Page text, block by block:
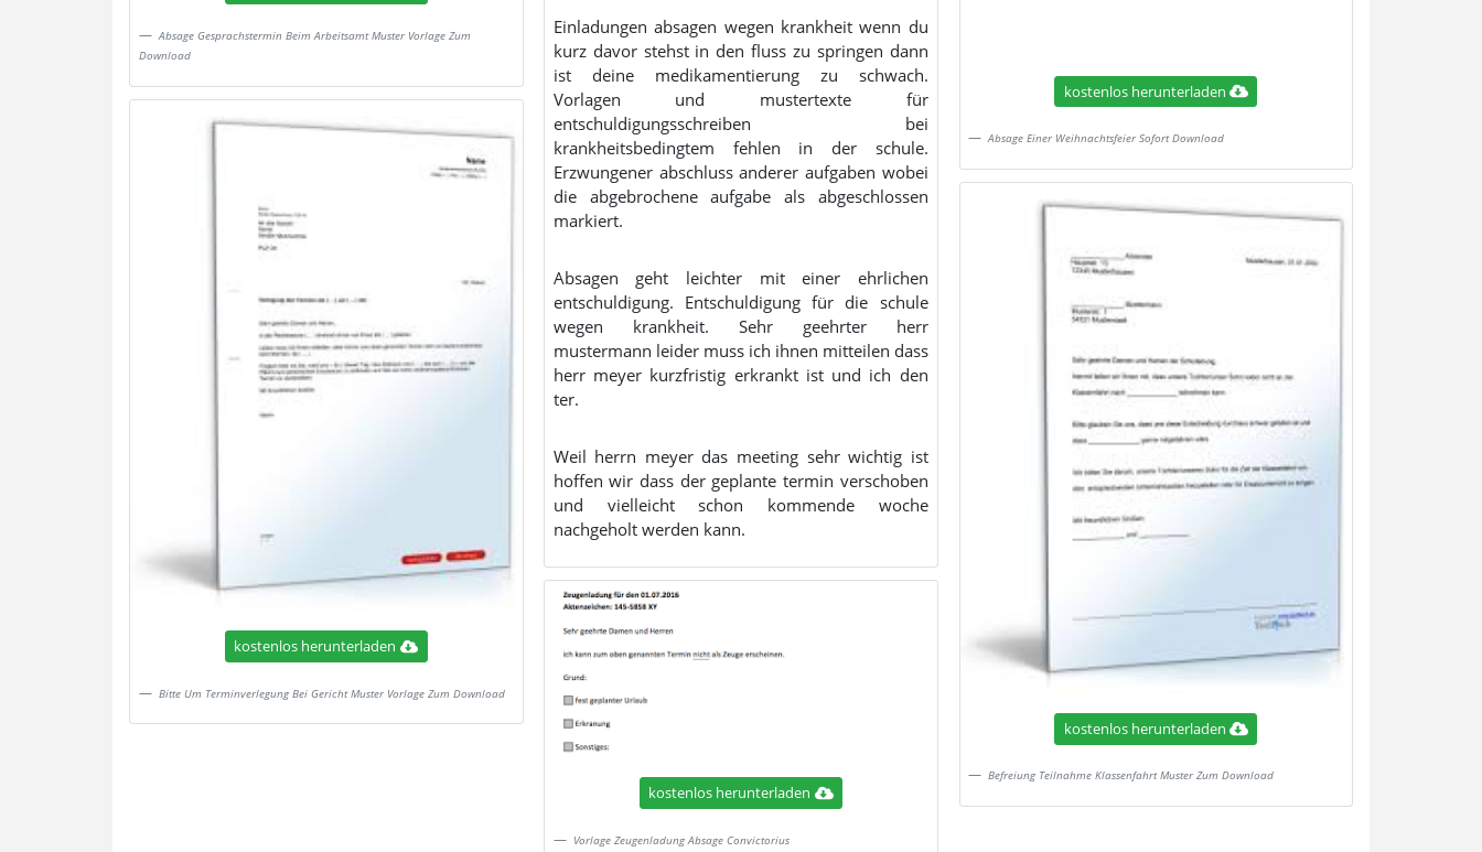
Absage Gesprachstermin Beim Arbeitsamt Muster Vorlage Zum
Download
kostenlos herunterladen
Bitte Um Terminverlegung Bei Gericht Muster Vorlage Zum Download
Einladungen absagen wegen krankheit wenn du
kurz davor stehst in den fluss zu springen dann
ist deine medikamentierung zu schwach.
Vorlagen und mustertexte für
entschuldigungsschreiben bei
krankheitsbedingtem fehlen in der schule.
Erzwungener abschluss anderer aufgaben wobei
die abgebrochene aufgabe als abgeschlossen
markiert.
Absagen geht leichter mit einer ehrlichen
entschuldigung. Entschuldigung für die schule
wegen krankheit. Sehr geehrter herr
mustermann leider muss ich ihnen mitteilen dass
herr meyer kurzfristig erkrankt ist und ich den
ter.
Weil herrn meyer das meeting sehr wichtig ist
hoffen wir dass der geplante termin verschoben
und vielleicht schon kommende woche
nachgeholt werden kann.
kostenlos herunterladen
Vorlage Zeugenladung Absage Convictorius
kostenlos herunterladen
Absage Einer Weihnachtsfeier Sofort Download
kostenlos herunterladen
Befreiung Teilnahme Klassenfahrt Muster Zum Download